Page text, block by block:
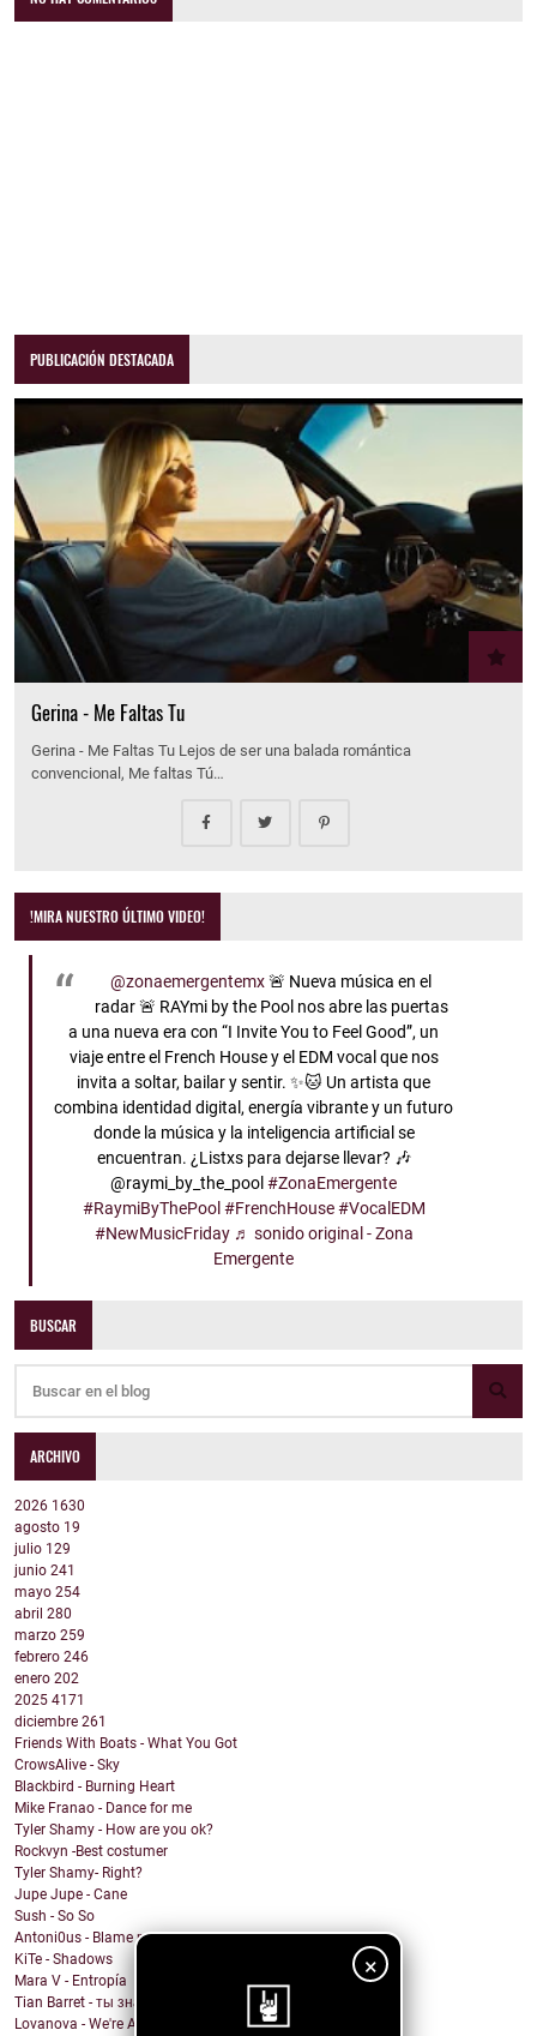
×
PUBLICACIÓN DESTACADA
Gerina - Me Faltas Tu
Gerina - Me Faltas Tu Lejos de ser una balada romántica
convencional, Me faltas Tú…
!MIRA NUESTRO ÚLTIMO VIDEO!
@zonaemergentemx🚨 Nueva música en el
radar 🚨 RAYmi by the Pool nos abre las puertas
a una nueva era con “I Invite You to Feel Good”, un
viaje entre el French House y el EDM vocal que nos
invita a soltar, bailar y sentir. ✨🐱 Un artista que
combina identidad digital, energía vibrante y un futuro
donde la música y la inteligencia artificial se
encuentran. ¿Listxs para dejarse llevar? 🎶
@raymi_by_the_pool#ZonaEmergente
#RaymiByThePool #FrenchHouse #VocalEDM
#NewMusicFriday ♬ sonido original - Zona
Emergente
BUSCAR
ARCHIVO
2026 1630
agosto 19
julio 129
junio 241
mayo 254
abril 280
marzo 259
febrero 246
enero 202
2025 4171
diciembre 261
Friends With Boats - What You Got
CrowsAlive - Sky
Blackbird - Burning Heart
Mike Franao - Dance for me
Tyler Shamy - How are you ok?
Rockvyn -Best costumer
Tyler Shamy- Right?
Jupe Jupe - Cane
Sush - So So
Antoni0us - Blame me
KiTe - Shadows
Mara V - Entropía
Tian Barret - ты знаешь, где мои ключи?
Lovanova - We're All In It Together